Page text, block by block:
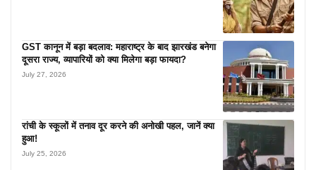
GST कानून में बड़ा बदलाव: महाराष्ट्र के बाद झारखंड बनेगा
दूसरा राज्य, व्यापारियों को क्या मिलेगा बड़ा फायदा?
July 27, 2026
रांची के स्कूलों में तनाव दूर करने की अनोखी पहल, जानें क्या
हुआ!
July 25, 2026